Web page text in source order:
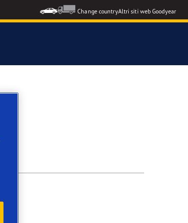
Change countryAltri siti web Goodyear